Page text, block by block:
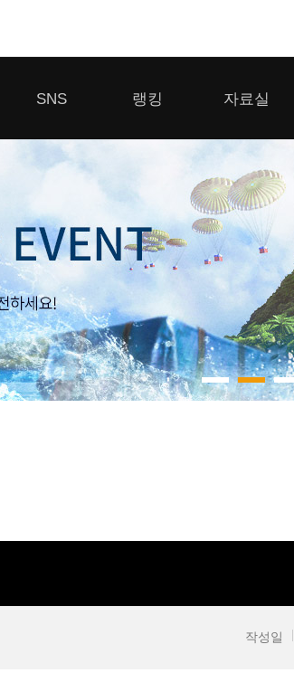
우마무스메 프리티 더비
가디언 테일즈
프린세스 커넥트 Re:Dive
프렌즈팝콘
SNS
톡채널
랭킹
클랜 생존 리더보드
내 전적 히스토리
자료실
다운로드
작성일